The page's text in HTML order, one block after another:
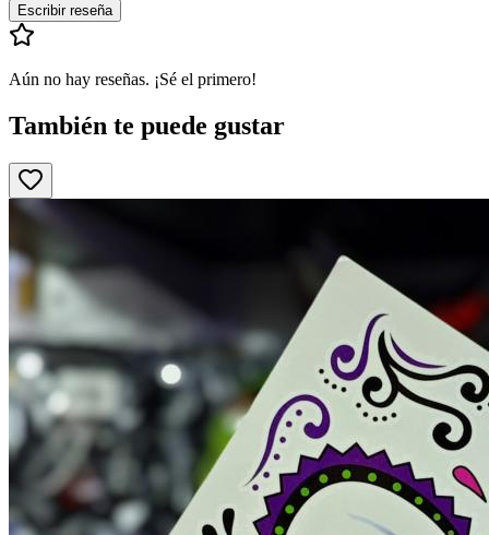
Escribir reseña
Aún no hay reseñas. ¡Sé el primero!
También te puede gustar